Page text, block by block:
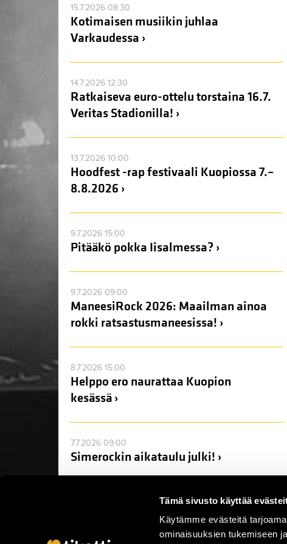
Tämä sivusto käyttää
Käytämme evästeitä
ominaisuuksien tukemiseen
15.7.2026 08:30
Kotimaisen musiikin juhlaa
Varkaudessa ›
14.7.2026 12:30
Ratkaiseva euro-ottelu torstaina 16.7.
Veritas Stadionilla! ›
13.7.2026 10:00
Hoodfest -rap festivaali Kuopiossa 7.–
8.8.2026 ›
9.7.2026 15:00
Pitääkö pokka Iisalmessa? ›
9.7.2026 09:00
ManeesiRock 2026: Maailman ainoa
rokki ratsastusmaneesissa! ›
8.7.2026 15:00
Helppo ero naurattaa Kuopion
kesässä ›
7.7.2026 09:00
Simerockin aikataulu julki! ›